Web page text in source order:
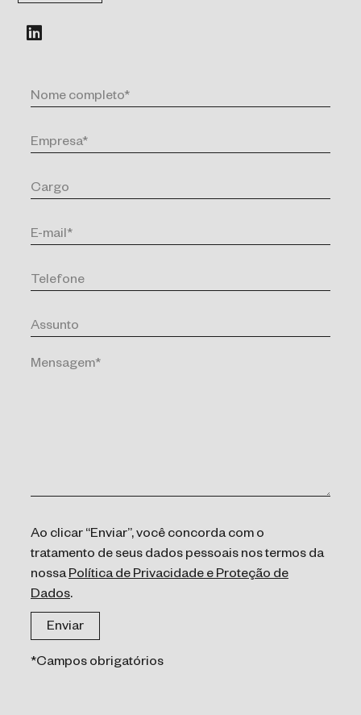
Ao clicar “Enviar”, você concorda com o
tratamento de seus dados pessoais nos termos da
nossaPolítica de Privacidade e Proteção de
Dados.
*Campos obrigatórios